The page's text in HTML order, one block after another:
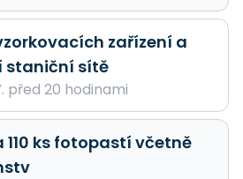
zařízení a
staniční sítě
před 20 hodinami
110 ks fotopastí včetně